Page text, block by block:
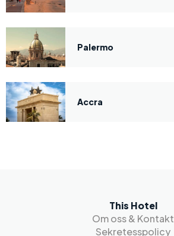
Palermo
Accra
This Hotel
Om oss & Kontakt
Sekretesspolicy